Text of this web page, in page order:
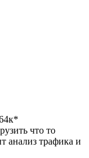
что то
анализ трафика и